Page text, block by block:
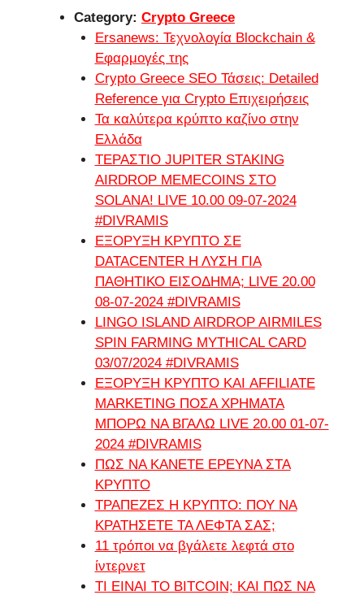
Category: Crypto Greece
Ersanews: Τεχνολογία Blockchain &
Εφαρμογές της
Crypto Greece SEO Τάσεις: Detailed
Reference για Crypto Επιχειρήσεις
Τα καλύτερα κρύπτο καζίνο στην
Ελλάδα
ΤΕΡΑΣΤΙΟ JUPITER STAKING
AIRDROP MEMECOINS ΣΤΟ
SOLANA! LIVE 10.00 09-07-2024
#DIVRAMIS
ΕΞΟΡΥΞΗ ΚΡΥΠΤΟ ΣΕ
DATACENTER Η ΛΥΣΗ ΓΙΑ
ΠΑΘΗΤΙΚΟ ΕΙΣΟΔΗΜΑ; LIVE 20.00
08-07-2024 #DIVRAMIS
LINGO ISLAND AIRDROP AIRMILES
SPIN FARMING MYTHICAL CARD
03/07/2024 #DIVRAMIS
ΕΞΟΡΥΞΗ ΚΡΥΠΤΟ ΚΑΙ AFFILIATE
MARKETING ΠΟΣΑ ΧΡΗΜΑΤΑ
ΜΠΟΡΩ ΝΑ ΒΓΑΛΩ LIVE 20.00 01-07-
2024 #DIVRAMIS
ΠΩΣ ΝΑ ΚΑΝΕΤΕ ΕΡΕΥΝΑ ΣΤΑ
ΚΡΥΠΤΟ
ΤΡΑΠΕΖΕΣ Η ΚΡΥΠΤΟ: ΠΟΥ ΝΑ
ΚΡΑΤΗΣΕΤΕ ΤΑ ΛΕΦΤΑ ΣΑΣ;
11 τρόποι να βγάλετε λεφτά στο
ίντερνετ
ΤΙ ΕΙΝΑΙ ΤΟ BITCOIN; ΚΑΙ ΠΩΣ ΝΑ